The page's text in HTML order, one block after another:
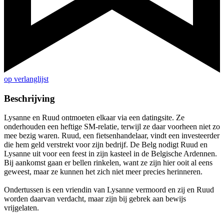
op verlanglijst
Beschrijving
Lysanne en Ruud ontmoeten elkaar via een datingsite. Ze
onderhouden een heftige SM-relatie, terwijl ze daar voorheen niet zo
mee bezig waren. Ruud, een fietsenhandelaar, vindt een investeerder
die hem geld verstrekt voor zijn bedrijf. De Belg nodigt Ruud en
Lysanne uit voor een feest in zijn kasteel in de Belgische Ardennen.
Bij aankomst gaan er bellen rinkelen, want ze zijn hier ooit al eens
geweest, maar ze kunnen het zich niet meer precies herinneren.
Ondertussen is een vriendin van Lysanne vermoord en zij en Ruud
worden daarvan verdacht, maar zijn bij gebrek aan bewijs
vrijgelaten.